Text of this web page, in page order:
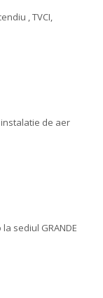
, TVCI,
de aer
sediul GRANDE